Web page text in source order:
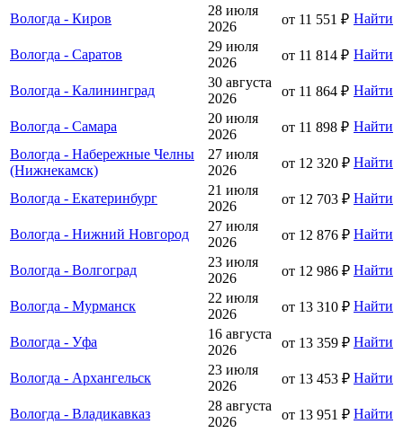
Вологда - Киров
28 июля
2026
от 11 551 ₽ Найти
Вологда - Саратов
29 июля
2026
от 11 814 ₽ Найти
Вологда - Калининград
30 августа
2026
от 11 864 ₽ Найти
Вологда - Самара
20 июля
2026
от 11 898 ₽ Найти
Вологда - Набережные Челны
(Нижнекамск)
27 июля
2026
от 12 320 ₽ Найти
Вологда - Екатеринбург
21 июля
2026
от 12 703 ₽ Найти
Вологда - Нижний Новгород
27 июля
2026
от 12 876 ₽ Найти
Вологда - Волгоград
23 июля
2026
от 12 986 ₽ Найти
Вологда - Мурманск
22 июля
2026
от 13 310 ₽ Найти
Вологда - Уфа
16 августа
2026
от 13 359 ₽ Найти
Вологда - Архангельск
23 июля
2026
от 13 453 ₽ Найти
Вологда - Владикавказ
28 августа
2026
от 13 951 ₽ Найти